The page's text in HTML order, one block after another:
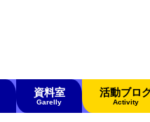
資料室
Garelly
活動ブロ
Activity